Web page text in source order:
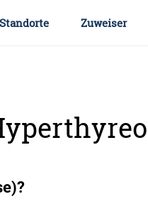
Standorte Zuweiser